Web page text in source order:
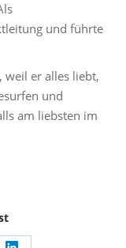
und führte
weil er alles liebt,
und
am liebsten im